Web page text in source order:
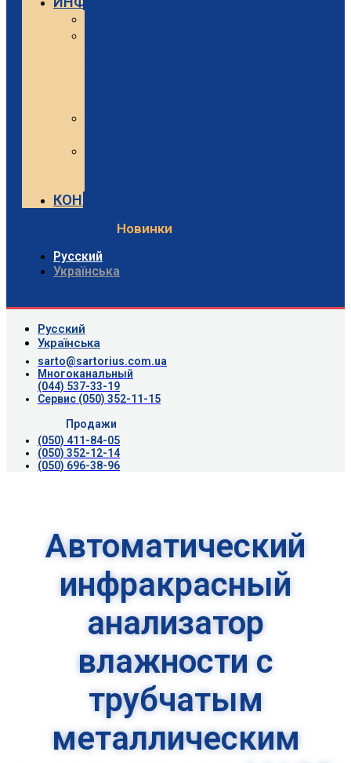
КОНТАКТЫ
Новинки
Русский
Українська
Русский
Українська
sarto@sartorius.com.ua
Многоканальный
(044) 537-33-19
Сервис (050) 352-11-15
Продажи
(050) 411-84-05
(050) 352-12-14
(050) 696-38-96
Автоматический
инфракрасный
анализатор
влажности с
трубчатым
металлическим